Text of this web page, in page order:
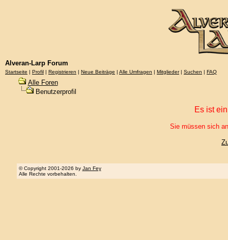
Alveran-Larp Forum
Startseite | Profil | Registrieren | Neue Beiträge | Alle Umfragen | Mitglieder| Suchen | FAQ
Alle Foren
Benutzerprofil
Es ist
Sie müssen sich
© Copyright 2001-2026 by Jan Fey
Alle Rechte vorbehalten.